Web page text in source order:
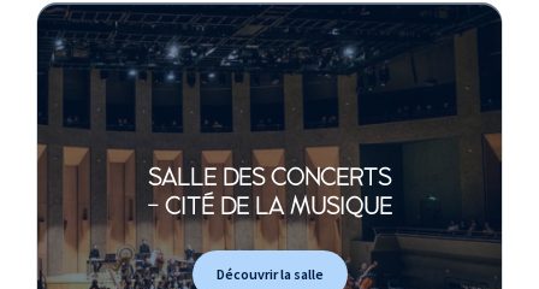
SALLE DES CONCERTS
- CITÉ DE LA MUSIQUE
Découvrir la salle